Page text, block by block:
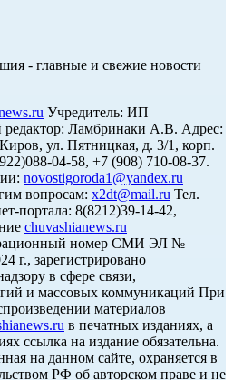
- главные и свежие новости
Учредитель: ИП
Ламбринаки А.В. Адрес:
ул. Пятницкая, д. 3/1, корп.
04-58, +7 (908) 710-08-37.
novostigoroda1@yandex.ru
вопросам: x2dt@mail.ru Тел.
портала: 8(8212)39-14-42,
chuvashianews.ru
номер СМИ ЭЛ №
г., зарегистрировано
в сфере связи,
и массовых коммуникаций При
материалов
в печатных изданиях, а
ссылка на издание обязательна.
на данном сайте, охраняется в
РФ об авторском праве и не